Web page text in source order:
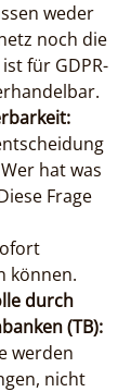
weder
noch die
für GDPR-
hat was
Frage
können.
durch
(TB):
werden
nicht